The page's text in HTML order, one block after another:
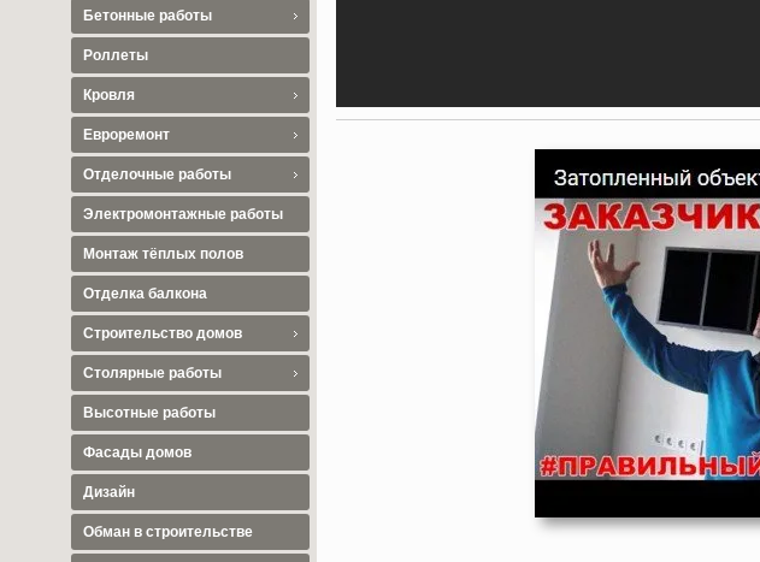
Бетонные работы
Роллеты
Кровля
Евроремонт
Отделочные работы
Электромонтажные работы
Монтаж тёплых полов
Отделка балкона
Строительство домов
Столярные работы
Высотные работы
Фасады домов
Дизайн
Обман в строительстве